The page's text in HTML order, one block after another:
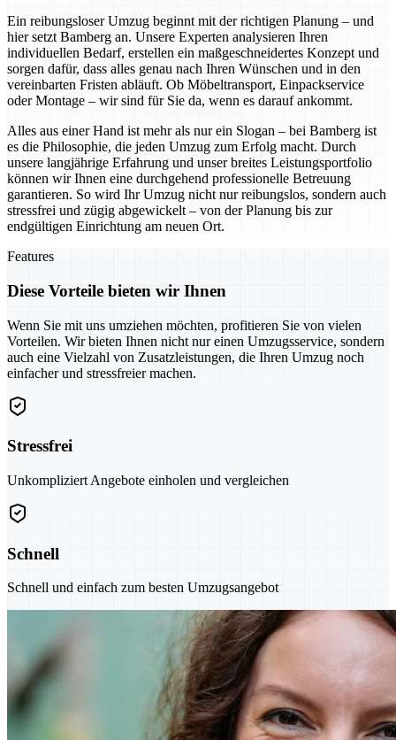
Ein reibungsloser Umzug beginnt mit der richtigen Planung – und
hier setzt Bamberg an. Unsere Experten analysieren Ihren
individuellen Bedarf, erstellen ein maßgeschneidertes Konzept und
sorgen dafür, dass alles genau nach Ihren Wünschen und in den
vereinbarten Fristen abläuft. Ob Möbeltransport, Einpackservice
oder Montage – wir sind für Sie da, wenn es darauf ankommt.
Alles aus einer Hand ist mehr als nur ein Slogan – bei Bamberg ist
es die Philosophie, die jeden Umzug zum Erfolg macht. Durch
unsere langjährige Erfahrung und unser breites Leistungsportfolio
können wir Ihnen eine durchgehend professionelle Betreuung
garantieren. So wird Ihr Umzug nicht nur reibungslos, sondern auch
stressfrei und zügig abgewickelt – von der Planung bis zur
endgültigen Einrichtung am neuen Ort.
Features
Diese Vorteile bieten wir Ihnen
Wenn Sie mit uns umziehen möchten, profitieren Sie von vielen
Vorteilen. Wir bieten Ihnen nicht nur einen Umzugsservice, sondern
auch eine Vielzahl von Zusatzleistungen, die Ihren Umzug noch
einfacher und stressfreier machen.
Stressfrei
Unkompliziert Angebote einholen und vergleichen
Schnell
Schnell und einfach zum besten Umzugsangebot